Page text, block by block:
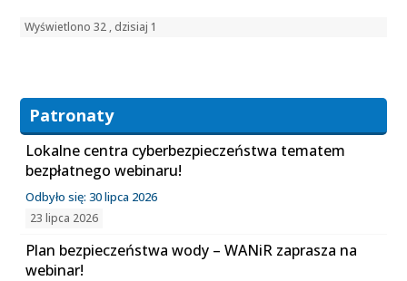
Wyświetlono 32 , dzisiaj 1
Patronaty
Lokalne centra cyberbezpieczeństwa tematem
bezpłatnego webinaru!
Odbyło się: 30 lipca 2026
23 lipca 2026
Plan bezpieczeństwa wody – WANiR zaprasza na
webinar!